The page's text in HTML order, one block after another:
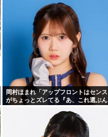
岡村ほまれ「アップフロントはセンス
がちょっとズレてる『あ、これ選ぶん